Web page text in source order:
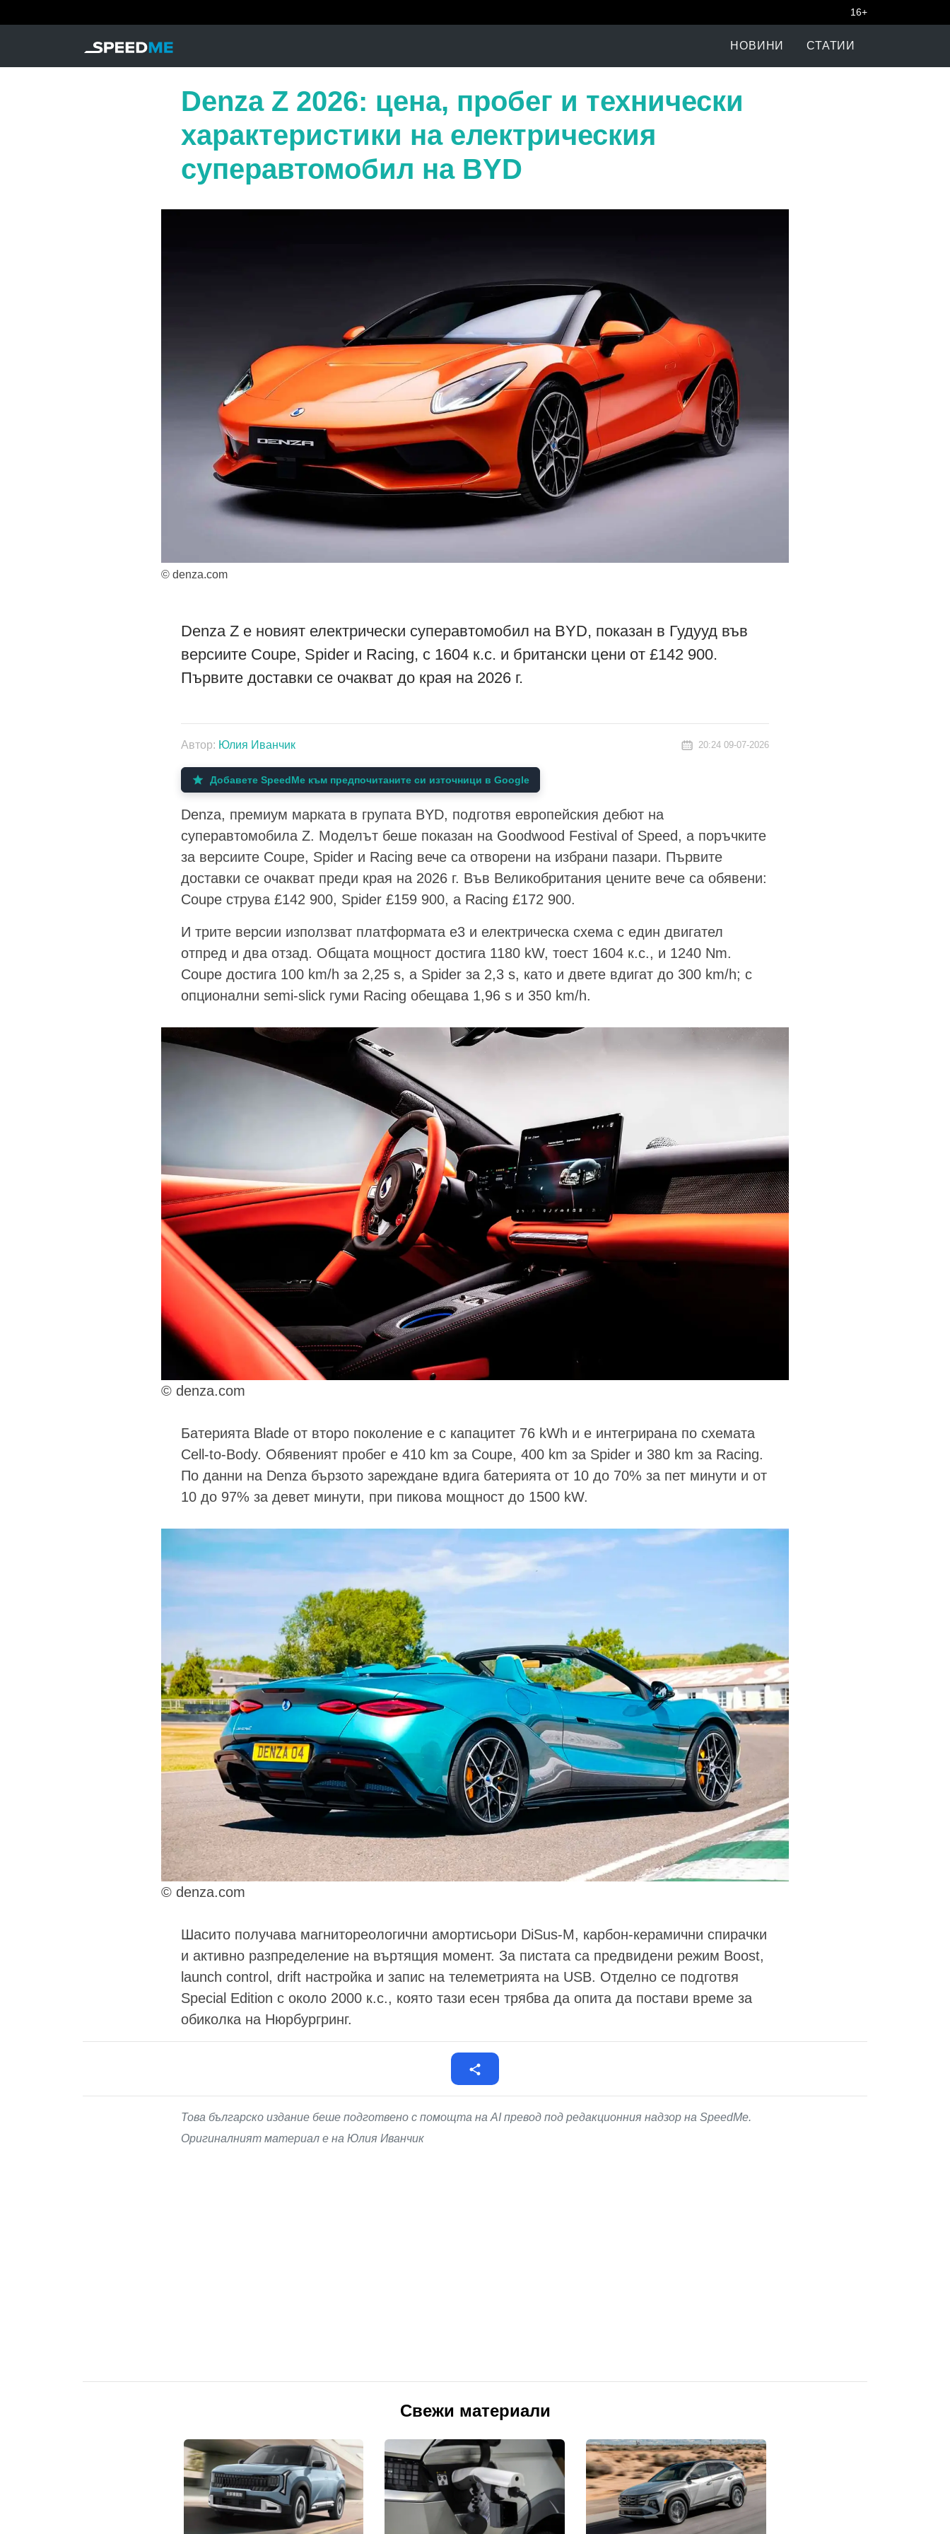
16+
НОВИНИ СТАТИИ
Denza Z 2026: цена, пробег и технически
характеристики на електрическия
суперавтомобил на BYD
© denza.com
Denza Z е новият електрически суперавтомобил на BYD, показан в Гудууд във
версиите Coupe, Spider и Racing, с 1604 к.с. и британски цени от £142 900.
Първите доставки се очакват до края на 2026 г.
Автор: Юлия Иванчик 20:24 09-07-2026
Добавете SpeedMe към предпочитаните си източници в Google
Denza, премиум марката в групата BYD, подготвя европейския дебют на
суперавтомобила Z. Моделът беше показан на Goodwood Festival of Speed, а поръчките
за версиите Coupe, Spider и Racing вече са отворени на избрани пазари. Първите
доставки се очакват преди края на 2026 г. Във Великобритания цените вече са обявени:
Coupe струва £142 900, Spider £159 900, а Racing £172 900.
И трите версии използват платформата e3 и електрическа схема с един двигател
отпред и два отзад. Общата мощност достига 1180 kW, тоест 1604 к.с., и 1240 Nm.
Coupe достига 100 km/h за 2,25 s, а Spider за 2,3 s, като и двете вдигат до 300 km/h; с
опционални semi-slick гуми Racing обещава 1,96 s и 350 km/h.
© denza.com
Батерията Blade от второ поколение е с капацитет 76 kWh и е интегрирана по схемата
Cell-to-Body. Обявеният пробег е 410 km за Coupe, 400 km за Spider и 380 km за Racing.
По данни на Denza бързото зареждане вдига батерията от 10 до 70% за пет минути и от
10 до 97% за девет минути, при пикова мощност до 1500 kW.
© denza.com
Шасито получава магнитореологични амортисьори DiSus-M, карбон-керамични спирачки
и активно разпределение на въртящия момент. За пистата са предвидени режим Boost,
launch control, drift настройка и запис на телеметрията на USB. Отделно се подготвя
Special Edition с около 2000 к.с., която тази есен трябва да опита да постави време за
обиколка на Нюрбургринг.
Това българско издание беше подготвено с помощта на AI превод под редакционния надзор на SpeedMe.
Оригиналният материал е на Юлия Иванчик
Свежи материали